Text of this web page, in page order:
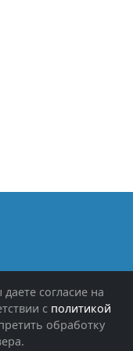
их семьям
согласие на
с политикой
обработку